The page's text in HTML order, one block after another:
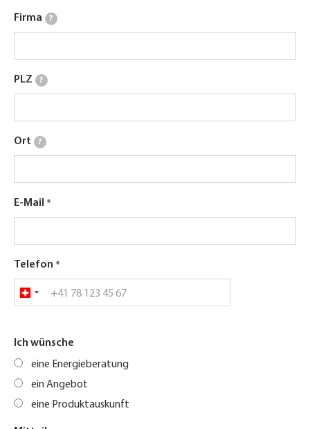
Firma ?
PLZ ?
Ort ?
E-Mail
Telefon
Ich wünsche
eine Energieberatung
ein Angebot
eine Produktauskunft